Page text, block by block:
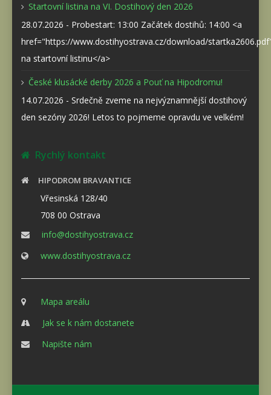
Startovní listina na VI. Dostihový den 2026
28.07.2026 - Probestart: 13:00 Začátek dostihů: 14:00 <a
href="https://www.dostihyostrava.cz/download/
na startovní listinu</a>
České klusácké derby 2026 a Pouť na Hipodromu!
14.07.2026 - Srdečně zveme na nejvýznamnější dostihový
den sezóny 2026! Letos to pojmeme opravdu ve velkém!
Rychlý kontakt
HIPODROM BRAVANTICE
Vřesinská 128/40
708 00 Ostrava
info@dostihyostrava.cz
www.dostihyostrava.cz
Mapa areálu
Jak se k nám dostanete
Napište nám